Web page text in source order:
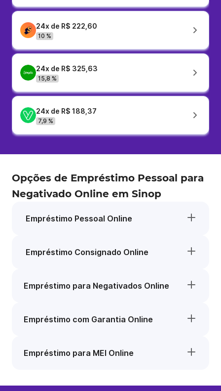
24x de R$ 222,60
10 %
24x de R$ 325,63
15,8 %
24x de R$ 188,37
7,9 %
Opções de Empréstimo Pessoal para
Negativado Online em Sinop
Empréstimo Pessoal Online
Empréstimo Consignado Online
Empréstimo para Negativados Online
Empréstimo com Garantia Online
Empréstimo para MEI Online